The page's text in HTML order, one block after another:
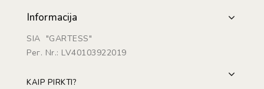
Informacija
SIA "GARTESS"
Рег. Nr.: LV40103922019
KAIP PIRKTI?